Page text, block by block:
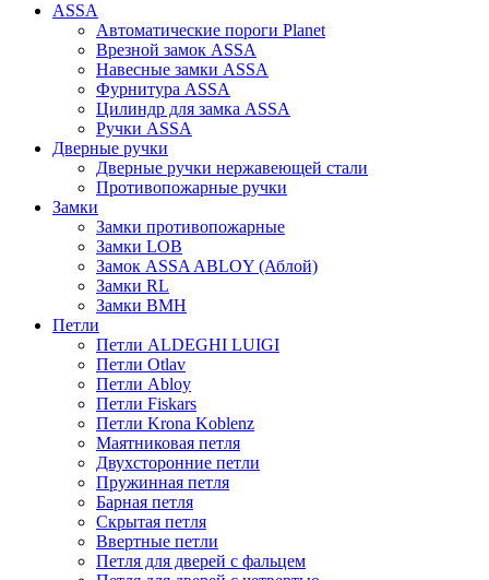
ASSA
Автоматические пороги Planet
Врезной замок ASSA
Навесные замки ASSA
Фурнитура ASSA
Цилиндр для замка ASSA
Ручки ASSA
Дверные ручки
Дверные ручки нержавеющей стали
Противопожарные ручки
Замки
Замки противопожарные
Замки LOB
Замок ASSA ABLOY (Аблой)
Замки RL
Замки BMH
Петли
Петли ALDEGHI LUIGI
Петли Otlav
Петли Abloy
Петли Fiskars
Петли Krona Koblenz
Маятниковая петля
Двухсторонние петли
Пружинная петля
Барная петля
Скрытая петля
Ввертные петли
Петля для дверей с фальцем